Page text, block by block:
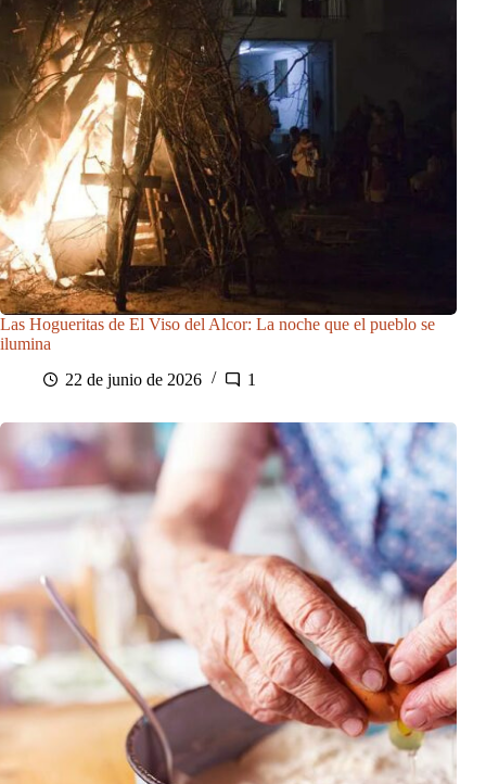
Las Hogueritas de El Viso del Alcor: La noche que el pueblo se
ilumina
22 de junio de 2026
1